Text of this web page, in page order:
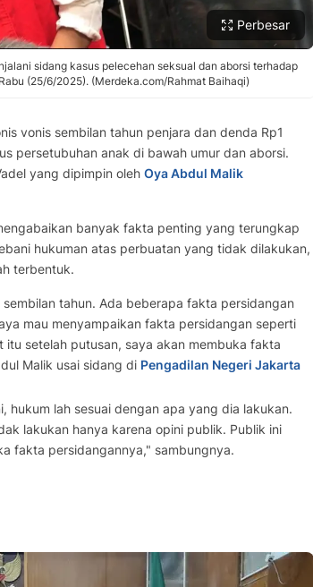
Perbesar
sidang kasus pelecehan seksual dan aborsi terhadap
(25/6/2025). (Merdeka.com/Rahmat Baihaqi)
vonis sembilan tahun penjara dan denda Rp1
persetubuhan anak di bawah umur dan aborsi.
yang dipimpin oleh Oya Abdul Malik
banyak fakta penting yang terungkap
hukuman atas perbuatan yang tidak dilakukan,
terbentuk.
tahun. Ada beberapa fakta persidangan
mau menyampaikan fakta persidangan seperti
setelah putusan, saya akan membuka fakta
Malik usai sidang di Pengadilan Negeri Jakarta
hukum lah sesuai dengan apa yang dia lakukan.
lakukan hanya karena opini publik. Publik ini
fakta persidangannya," sambungnya.